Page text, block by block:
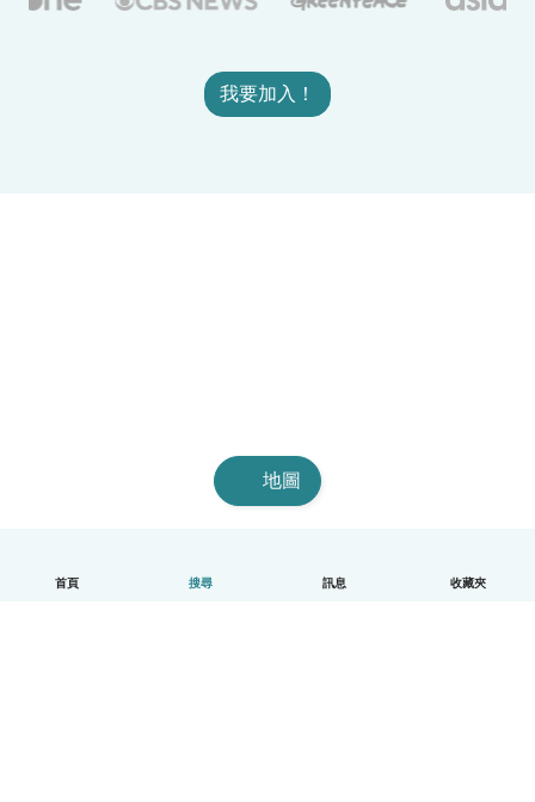
首頁 搜尋 訊息 收藏夾
我要加入！
地圖